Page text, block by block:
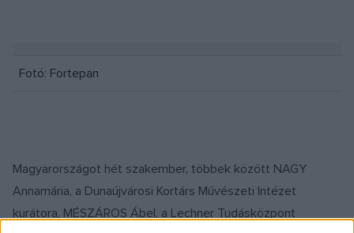
Fotó: Fortepan
Magyarországot hét szakember, többek között NAGY
Annamária, a Dunaújvárosi Kortárs Művészeti Intézet
kurátora, MÉSZÁROS Ábel, a Lechner Tudásközpont